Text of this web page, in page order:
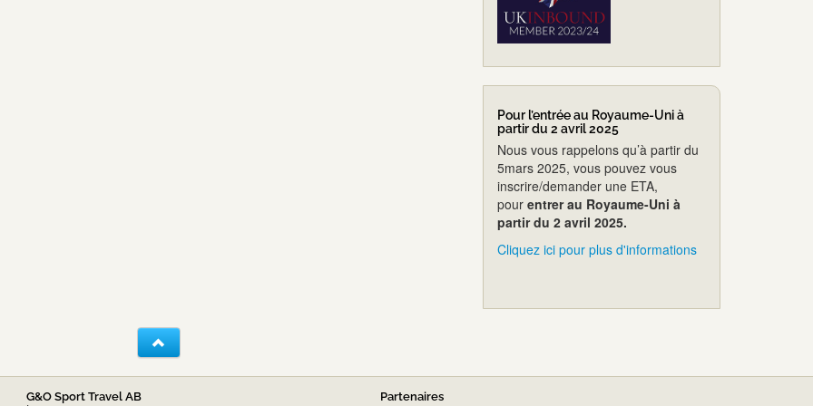
Pour l’entrée au Royaume-Uni à
partir du 2 avril 2025
Nous vous rappelons qu’à partir du
5mars 2025, vous pouvez vous
inscrire/demander une ETA,
pour entrer au Royaume-Uni à
partir du 2 avril 2025.
Cliquez ici pour plus d'informations
G&O Sport Travel AB Partenaires